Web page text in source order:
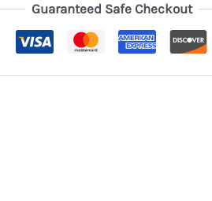
Guaranteed Safe Checkout